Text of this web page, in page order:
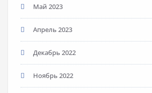
Май 2023
Апрель 2023
Декабрь 2022
Ноябрь 2022